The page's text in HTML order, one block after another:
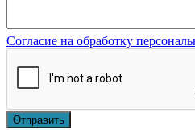
Согласие на обработку
Отправить